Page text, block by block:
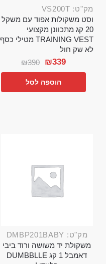
מק"ט: VS200T
וסט משקולות אפוד עם משקל
20 קג מתכוונן מקצועי
TRAINING VEST מטילי כסף
לא שק חול
₪390 ₪339
הוספה לסל
מק"ט: DMBP201BABY
משקולת יד משושה ורוד ביבי
דאמבל 1 קג DUMBBLLE